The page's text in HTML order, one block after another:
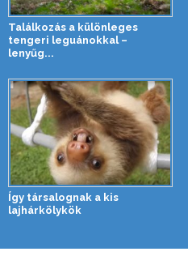
Találkozás a különleges
tengeri leguánokkal –
lenyűg...
Így társalognak a kis
lajhárkölykök